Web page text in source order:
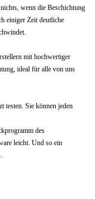
wenn die Beschichtung
einiger Zeit deutliche
mit hochwertiger
ideal für alle von uns
testen. Sie können jeden
des
leicht. Und so ein